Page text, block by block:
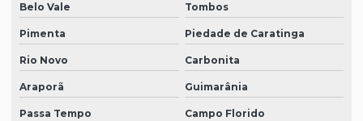
Belo Vale Tombos
Pimenta Piedade de Caratinga
Rio Novo Carbonita
Araporã Guimarânia
Passa Tempo Campo Florido